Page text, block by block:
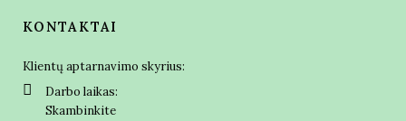
KONTAKTAI
Klientų aptarnavimo skyrius:
Darbo laikas:
Skambinkite